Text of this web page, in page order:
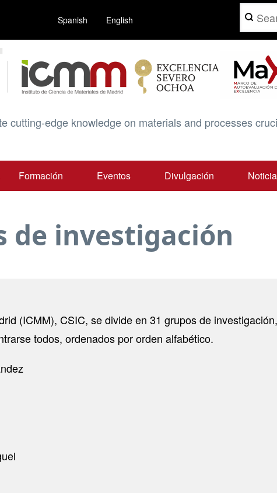
Spanish English Search
edge knowledge on materials and processes
Formación Eventos Divulgación
de investigación
(ICMM), CSIC, se divide en 31 grupos de
todos, ordenados por orden alfabético.